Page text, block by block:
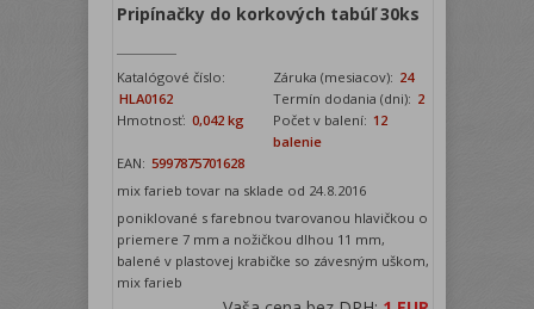
Pripínačky do korkových tabúľ 30ks
Katalógové číslo:
HLA0162
Záruka (mesiacov): 24
Termín dodania (dni): 2
Hmotnosť: 0,042 kg Počet v balení: 12
balenie
EAN: 5997875701628
mix farieb tovar na sklade od 24.8.2016
poniklované s farebnou tvarovanou hlavičkou o
priemere 7 mm a nožičkou dlhou 11 mm,
balené v plastovej krabičke so závesným uškom,
mix farieb